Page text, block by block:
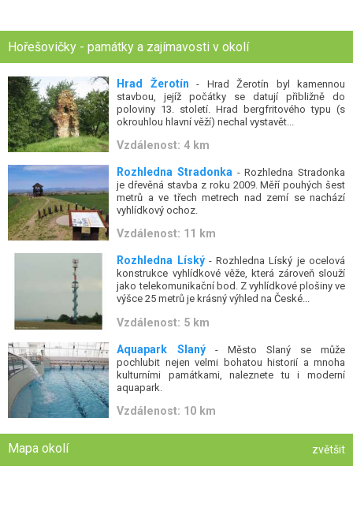
Hořešovičky - památky a zajímavosti v okolí
Hrad Žerotín - Hrad Žerotín byl kamennou
stavbou, jejíž počátky se datují přibližně do
poloviny 13. století. Hrad bergfritového typu (s
okrouhlou hlavní věží) nechal vystavět...
Vzdálenost: 4 km
Rozhledna Stradonka - Rozhledna Stradonka
je dřevěná stavba z roku 2009. Měří pouhých šest
metrů a ve třech metrech nad zemí se nachází
vyhlídkový ochoz.
Vzdálenost: 11 km
Rozhledna Líský- Rozhledna Líský je ocelová
konstrukce vyhlídkové věže, která zároveň slouží
jako telekomunikační bod. Z vyhlídkové plošiny ve
výšce 25 metrů je krásný výhled na České...
Vzdálenost: 5 km
Aquapark Slaný- Město Slaný se může
pochlubit nejen velmi bohatou historií a mnoha
kulturními památkami, naleznete tu i moderní
aquapark.
Vzdálenost: 10 km
Mapa okolí zvětšit